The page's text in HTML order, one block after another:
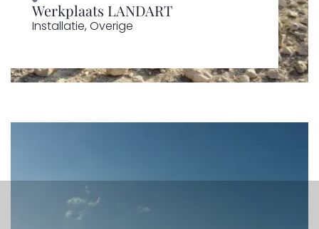
Werkplaats LANDART
Installatie, Overige